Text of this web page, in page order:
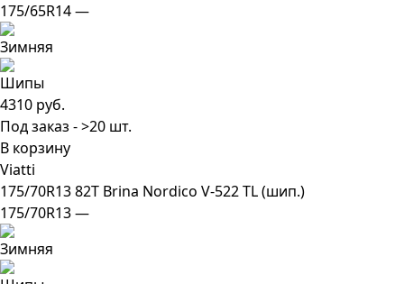
175/65R14 —
4310 руб.
Под заказ - >20 шт.
В корзину
Viatti
175/70R13 82T Brina Nordico V-522 TL (шип.)
175/70R13 —